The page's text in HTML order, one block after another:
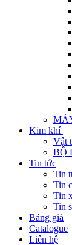
Kim khí
Vật
BỘ
Tin tức
Tin
Tin
Tin
Tin
Bảng giá
Catalogue
Liên hệ